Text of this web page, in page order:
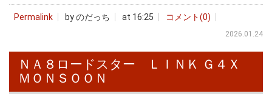
Permalink by のだっち at 16:25 コメント(0)
2026.01.24
ＮＡ８ロードスター ＬＩＮＫ Ｇ４Ｘ
ＭＯＮＳＯＯＮ